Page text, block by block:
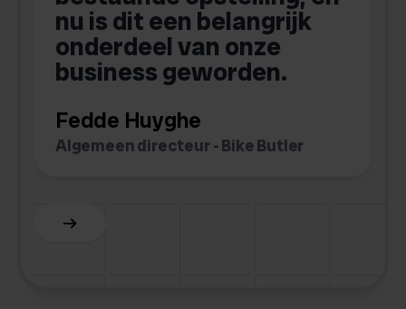
nu is dit een belangrijk
onderdeel van onze
business geworden.
Fedde Huyghe
Algemeen directeur - Bike Butler
Slide 3 of 6.